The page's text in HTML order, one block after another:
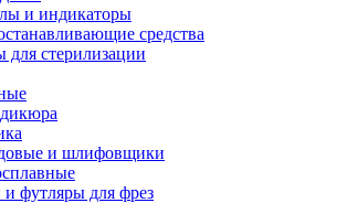
и индикаторы
средства
для стерилизации
и шлифовщики
футляры для фрез